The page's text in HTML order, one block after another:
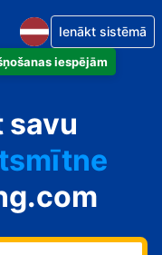
iespējām
Ienākt sistēmā
savu